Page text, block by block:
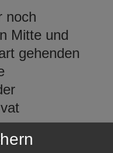
noch
Mitte und
gehenden